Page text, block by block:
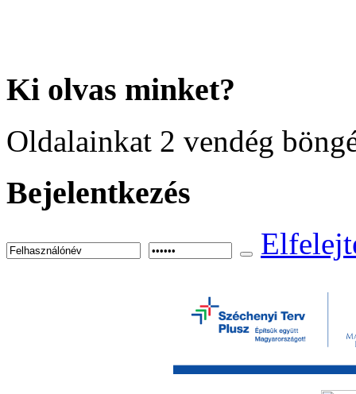
Ki olvas minket?
Oldalainkat 2 vendég
Bejelentkezés